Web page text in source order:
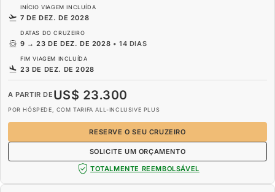
INÍCIO VIAGEM INCLUÍDA
7 DE DEZ. DE 2028
DATAS DO CRUZEIRO
9 → 23 DE DEZ. DE 2028 •14 DIAS
FIM VIAGEM INCLUÍDA
23 DE DEZ. DE 2028
A PARTIR DE US$ 23.300
POR HÓSPEDE, COM TARIFA ALL-INCLUSIVE PLUS
RESERVE O SEU CRUZEIRO
SOLICITE UM ORÇAMENTO
TOTALMENTE REEMBOLSÁVEL